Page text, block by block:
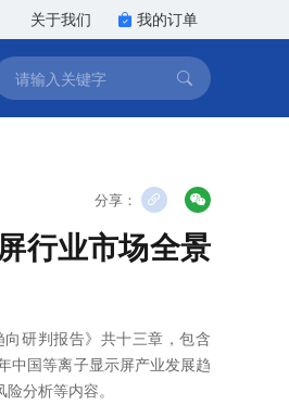
关于我们 我的订单
分享：
行业市场全景
研判报告》共十三章，包含
国等离子显示屏产业发展趋
分析等内容。